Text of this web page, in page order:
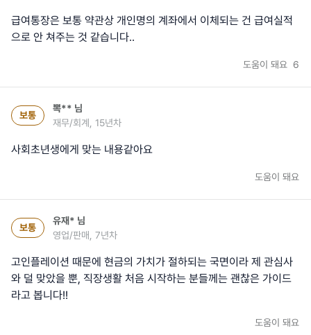
급여통장은 보통 약관상 개인명의 계좌에서 이체되는 건 급여실적
으로 안 쳐주는 것 같습니다..
도움이 돼요 6
보통
뽁** 님
재무/회계, 15년차
사회초년생에게 맞는 내용같아요
도움이 돼요
보통
유재* 님
영업/판매, 7년차
고인플레이션 때문에 현금의 가치가 절하되는 국면이라 제 관심사
와 덜 맞았을 뿐, 직장생활 처음 시작하는 분들께는 괜찮은 가이드
라고 봅니다!!
도움이 돼요